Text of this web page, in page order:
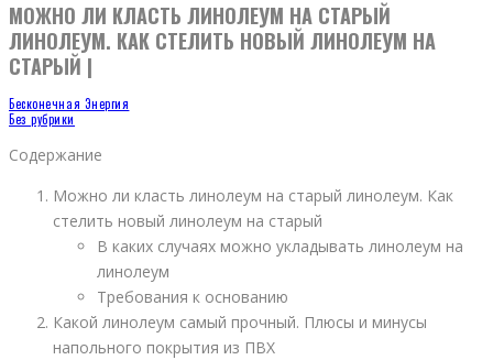
МОЖНО ЛИ КЛАСТЬ ЛИНОЛЕУМ НА СТАРЫЙ
ЛИНОЛЕУМ. КАК СТЕЛИТЬ НОВЫЙ ЛИНОЛЕУМ НА
СТАРЫЙ |
Бесконечная Энергия
Без рубрики
Содержание
Можно ли класть линолеум на старый линолеум. Как
стелить новый линолеум на старый
В каких случаях можно укладывать линолеум на
линолеум
Требования к основанию
Какой линолеум самый прочный. Плюсы и минусы
напольного покрытия из ПВХ